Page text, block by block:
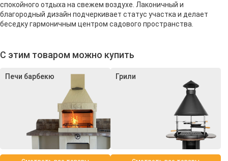
спокойного отдыха на свежем воздухе. Лаконичный и
благородный дизайн подчеркивает статус участка и делает
беседку гармоничным центром садового пространства.
С этим товаром можно купить
Печи барбекю Грили